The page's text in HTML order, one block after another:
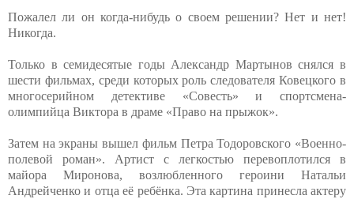
Пожалел ли он когда-нибудь о своем решении? Нет и нет!
Никогда.
Только в семидесятые годы Александр Мартынов снялся в
шести фильмах, среди которых роль следователя Ковецкого в
многосерийном детективе «Совесть» и спортсмена-
олимпийца Виктора в драме «Право на прыжок».
Затем на экраны вышел фильм Петра Тодоровского «Военно-
полевой роман». Артист с легкостью перевоплотился в
майора Миронова, возлюбленного героини Натальи
Андрейченко и отца её ребёнка. Эта картина принесла актеру